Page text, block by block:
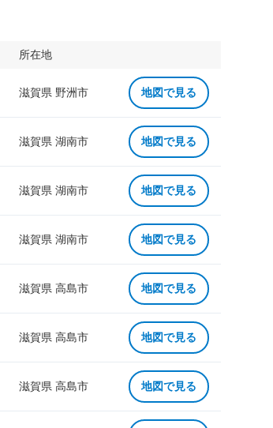
所在地
滋賀県 野洲市 地図で見る
滋賀県 湖南市 地図で見る
滋賀県 湖南市 地図で見る
滋賀県 湖南市 地図で見る
滋賀県 高島市 地図で見る
滋賀県 高島市 地図で見る
滋賀県 高島市 地図で見る